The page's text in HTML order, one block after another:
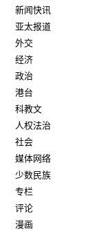
新闻快讯
亚太报道
外交
经济
政治
港台
科教文
人权法治
社会
媒体网络
少数民族
专栏
评论
漫画